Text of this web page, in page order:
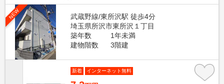
NEW
武蔵野線/東所沢駅 徒歩4分
埼玉県所沢市東所沢１丁目
築年数
1年未満
建物階数
3階建
新着 インターネット無料